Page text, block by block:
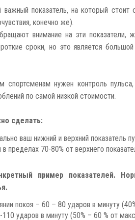
показатель, на который стоит
конечно же).
внимание на эти показатели,
сроки, но это является
спортсменам нужен контроль
по самой низкой стоимости.
сделать:
ваш нижний и верхний показатель
в пределах 70-80% от верхнего
пример показателей.
покоя – 60 – 80 ударов в минуту
110 ударов в минуту (50% – 60 % от